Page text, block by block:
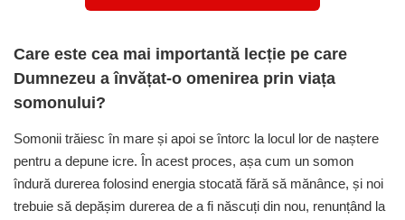
기
Care este cea mai importantă lecție pe care
Dumnezeu a învățat-o omenirea prin viața
somonului?
Somonii trăiesc în mare și apoi se întorc la locul lor de naștere
pentru a depune icre. În acest proces, așa cum un somon
îndură durerea folosind energia stocată fără să mănânce, și noi
trebuie să depășim durerea de a fi născuți din nou, renunțând la